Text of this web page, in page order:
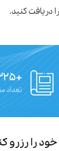
دریافت کنید.
+۳۲۵
تعداد
را رزرو